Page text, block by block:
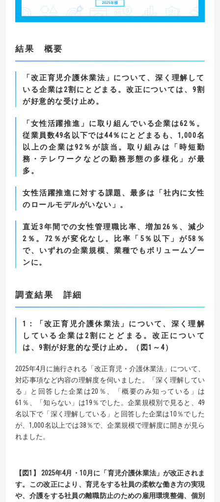
結果 概要
「改正育児介護休業法」について、深く理解して
いる企業は2割にとどまる。 改正については、 9割
が好意的な受け止め。
「女性活躍推進」に取り組んでいる企業は62 ％。
従業員数49名以下では44％にとどまるも、 1,000名
以上の企業は92 ％が該当。 取り組みは「時短勤
務・テレワークなどの勤務形態の多様化」が最
多。
女性活躍推進に対する課題、最多は「社内に女性
のロールモデルがいない」。
直近3年間での女性管理職比率、増加 26 ％、減少
2 ％。 72 ％が変化なし。 比率「 5 ％以下」が58 ％
で、いずれの企業規模、業種でもボリュームゾー
ンに。
調査結果 詳細
1 ：
「改正育児介護休業法」について、深く理解
している企業は2割にとどまる。 改正について
は、 9割が好意的な受け止め。 （図1 ～4）
2025年4月に施行される「改正育児・介護休業法」について、
対応事項など内容の理解度を伺いました。「深く理解してい
る」と回答した企業は20％、「概要のみ知っている」は
61％、「知らない」は19％でした。企業規模別で見ると、49
名以下で「深く理解している」と回答した企業は10％でした
が、1,000名以上では38％で、企業規模で理解度に開きが見ら
れました。
【 図1】 2025年4月・ 10月に「育児介護休業法」が改正されま
す。この改正により、育児をする社員の柔軟な働き方の実現
や、介護をする社員の離職防止のための雇用環境整備、 個別